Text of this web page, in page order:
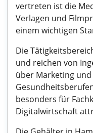
vertreten ist die
Verlagen und
einem wichtigen
Die
und reichen von
über Marketing
besonders für
Digitalwirtschaft